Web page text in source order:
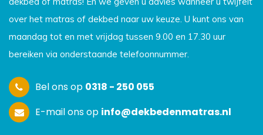
over het matras of dekbed naar uw keuze. U kunt ons van
maandag tot en met vrijdag tussen 9.00 en 17.30 uur
bereiken via onderstaande telefoonnummer.
Bel ons op 0318 - 250 055
E-mail ons op info@dekbedenmatras.nl